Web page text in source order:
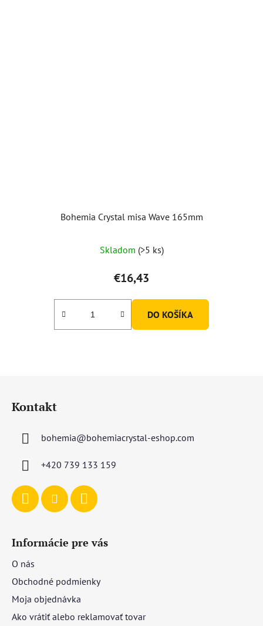
Bohemia Crystal misa Wave 165mm
Skladom (>5 ks)
€16,43
DO KOŠÍKA
Kontakt
bohemia@bohemiacrystal-eshop.com
+420 739 133 159
Informácie pre vás
O nás
Obchodné podmienky
Moja objednávka
Ako vrátiť alebo reklamovať tovar